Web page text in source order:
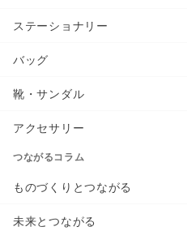
ステーショナリー
バッグ
靴・サンダル
アクセサリー
つながるコラム
ものづくりとつながる
未来とつながる